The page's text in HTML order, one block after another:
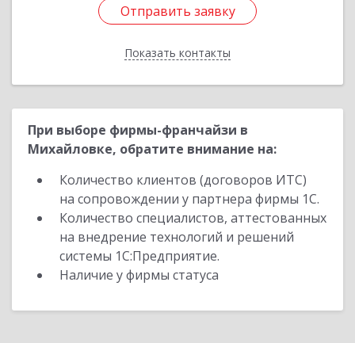
Отправить заявку
Показать контакты
Отправить заявку
Назад
При выборе фирмы-франчайзи в
Михайловке, обратите внимание на:
Количество клиентов (договоров ИТС)
на сопровождении у партнера фирмы 1С.
Количество специалистов, аттестованных
на внедрение технологий и решений
системы 1С:Предприятие.
Наличие у фирмы статуса